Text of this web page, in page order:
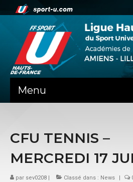
Menu
PRÉSENTATION
ADMINISTRATIF
SPORTS CO
CFU TENNIS –
MERCREDI 17
par sev0208 | Classé dans : News |